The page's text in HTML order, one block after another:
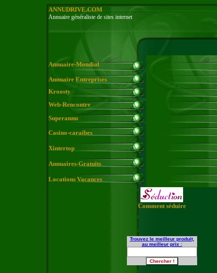
ANNUDRIVE.COM
Annuaire généraliste de sites internet
Annuaire-Mondial
Annuaire Entreprises
Kroosty
Web-Rencontre
Superannu
Casino-caraibes
Xintertop
Annuaires-Gratuits
Locations Vacances
Comment séduire
Trouvez le meilleur produit,
au meilleur prix :